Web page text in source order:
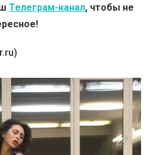
Телеграм-канал, чтобы не
i